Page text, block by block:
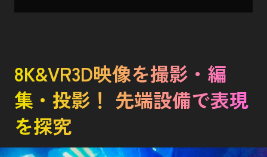
8K&VR3D映像を撮影・編
集・投影！ 先端設備で表現
を探究